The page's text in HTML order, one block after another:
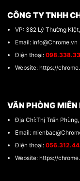
CÔNG TY TNHH
VP: 382 Lý Thường
Email: info@Chrome.vn
Điện thoại:
Website: https://
VĂN PHÒNG MIÊN
Địa Chỉ:Thị Trấn
Email:
Điện thoại:
Website: https://